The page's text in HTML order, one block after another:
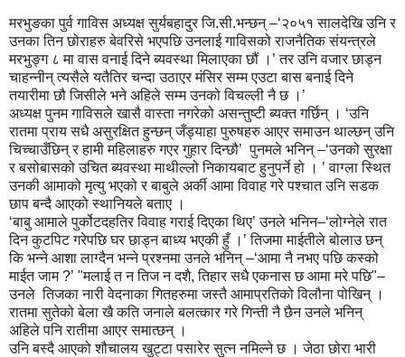
मरभुङका पुर्व गाविस अध्यक्ष सुर्यबहादुर जि.सी.भन्छन् –‘२०५१ सालदेखि उनि र
उनका तिन छोराहरु बेवरिसे भएपछि उनलाई गाविसको राजनैतिक संयन्त्रले
मरभुङ्ग ८ मा वास वनाई दिने ब्यवस्था मिलाएका छौं ।’ तर उनि वजार छाड्न
चाहन्नीन् त्यसैले यतैतिर चन्दा उठाएर मंसिर सम्म एउटा बास बनाई दिने
तयारीमा छौ जिसीले भने अहिले सम्म उनको विचल्ली नै छ ।’
अध्यक्ष पुनम गाविसले खासै वास्ता नगरेको असन्तुष्टी ब्यक्त गर्छिन् । ‘उनि
रातमा प्राय सधै असुरक्षित हुन्छन् जँड्याहा पुरुषहरु आएर समाउन थाल्छन् उनि
चिच्चाउँछिन् र हामी महिलाहरु गएर गुहार दिन्छौ’ पुनमले भनिन् –‘उनको सुरक्षा
र बसोबासको उचित ब्यवस्था माथील्लो निकायबाट हुनुपर्ने हो । ’ वाग्ला स्थित
उनकी आमाको मृत्यु भएको र बाबुले अर्की आमा विवाह गरे पश्चात उनि सडक
छाप बन्दै आएको स्थानियले बताए ।
‘बाबु आमाले पुर्कोटदहतिर विवाह गराई दिएका थिए’ उनले भनिन–‘लोग्नेले रात
दिन कुटपिट गरेपछि घर छाड्न बाध्य भएकी हुँ ।’ तिजमा माईतीले बोलाउ छन्
कि भन्ने आशा लाग्दैन भन्ने प्रश्नमा उनले भनिन् –‘आमा नै नभए पछि कस्को
माईत जाम ?’ "मलाई त न तिज न दशै, तिहार सधै एकनास छ आमा मरे पछि"–
उनले तिजका नारी वेदनाका गितहरुमा जस्तै आमाप्रतिको विलौना पोखिन् ।
रातमा सुतेको बेला खै कति जनाले बलत्कार गरे गिन्ती नै छैन उनले भनिन्
अहिले पनि रातीमा आएर समात्छन् ।
उनि बस्दै आएको शौचालय खुट्टा पसारेर सुत्न नमिल्ने छ । जेठा छोरा भारी